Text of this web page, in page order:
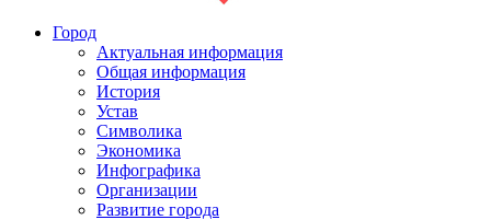
Город
Актуальная информация
Общая информация
История
Устав
Символика
Экономика
Инфографика
Организации
Развитие города